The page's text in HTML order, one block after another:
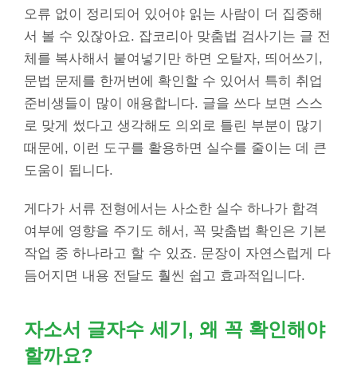
오류 없이 정리되어 있어야 읽는 사람이 더 집중해
서 볼 수 있잖아요. 잡코리아 맞춤법 검사기는 글 전
체를 복사해서 붙여넣기만 하면 오탈자, 띄어쓰기,
문법 문제를 한꺼번에 확인할 수 있어서 특히 취업
준비생들이 많이 애용합니다. 글을 쓰다 보면 스스
로 맞게 썼다고 생각해도 의외로 틀린 부분이 많기
때문에, 이런 도구를 활용하면 실수를 줄이는 데 큰
도움이 됩니다.
게다가 서류 전형에서는 사소한 실수 하나가 합격
여부에 영향을 주기도 해서, 꼭 맞춤법 확인은 기본
작업 중 하나라고 할 수 있죠. 문장이 자연스럽게 다
듬어지면 내용 전달도 훨씬 쉽고 효과적입니다.
자소서 글자수 세기, 왜 꼭 확인해야
할까요?